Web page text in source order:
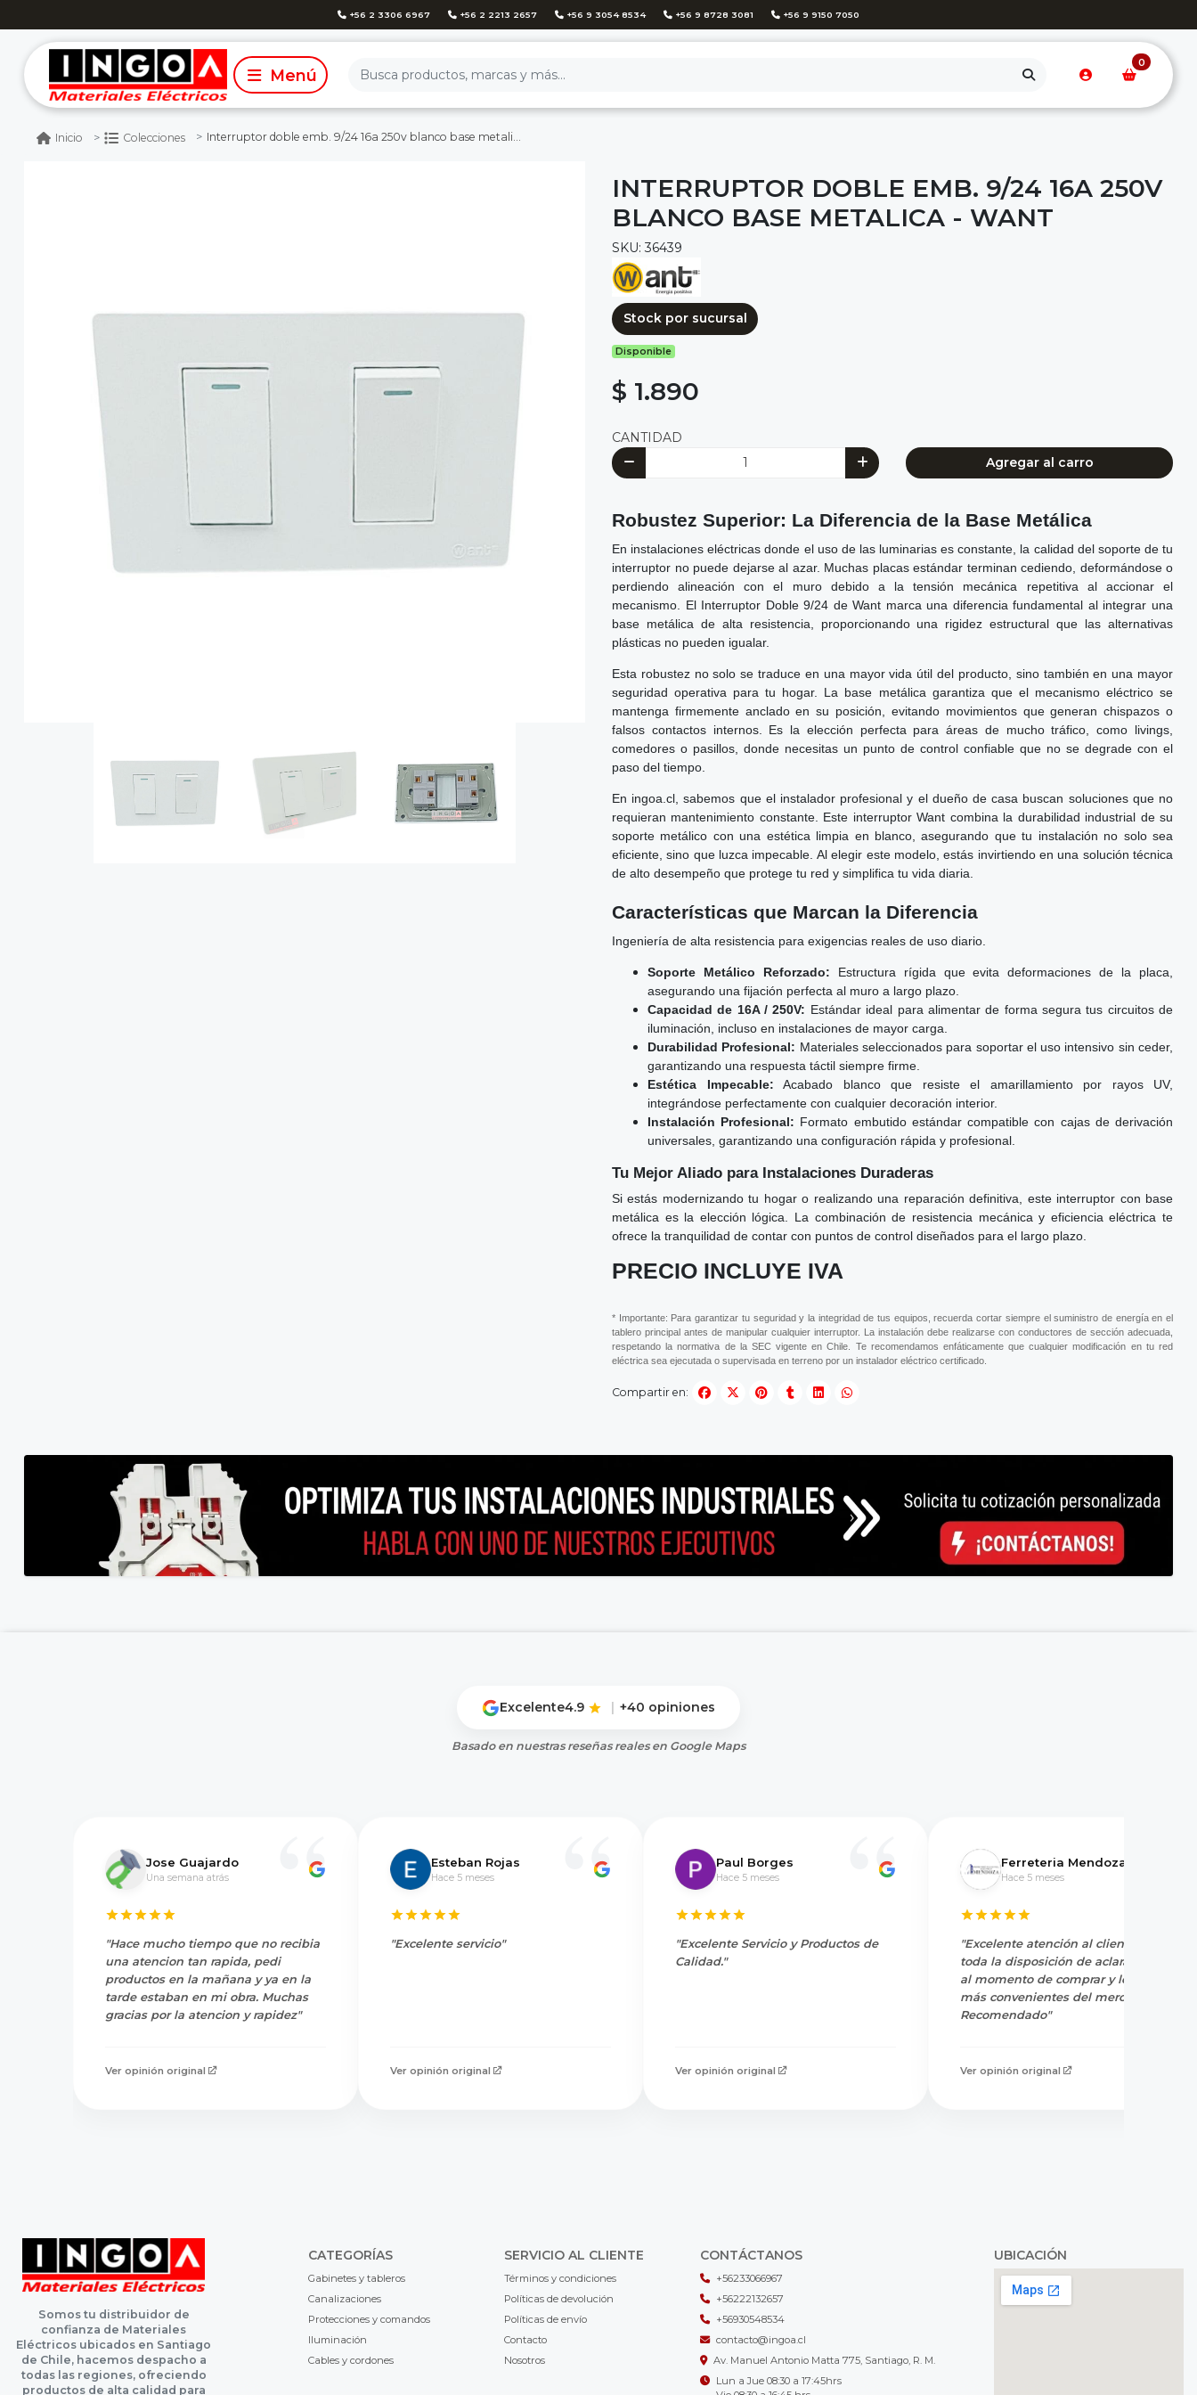
+56 2 3306 6967 +56 2 2213 2657 +56 9 3054 8534 +56 9 8728 3081 +56 9 9150 7050
0
Inicio Colecciones Interruptor doble emb. 9/24 16a 250v blanco base metalica - want
INTERRUPTOR DOBLE EMB. 9/24 16A 250V
BLANCO BASE METALICA - WANT
SKU: 36439
Stock por sucursal
Disponible
$ 1.890
CANTIDAD
Agregar al carro
Robustez Superior: La Diferencia de la Base Metálica
En instalaciones eléctricas donde el uso de las luminarias es constante, la calidad del soporte de tu
interruptor no puede dejarse al azar. Muchas placas estándar terminan cediendo, deformándose o
perdiendo alineación con el muro debido a la tensión mecánica repetitiva al accionar el
mecanismo. El Interruptor Doble 9/24 de Want marca una diferencia fundamental al integrar una
base metálica de alta resistencia, proporcionando una rigidez estructural que las alternativas
plásticas no pueden igualar.
Esta robustez no solo se traduce en una mayor vida útil del producto, sino también en una mayor
seguridad operativa para tu hogar. La base metálica garantiza que el mecanismo eléctrico se
mantenga firmemente anclado en su posición, evitando movimientos que generan chispazos o
falsos contactos internos. Es la elección perfecta para áreas de mucho tráfico, como livings,
comedores o pasillos, donde necesitas un punto de control confiable que no se degrade con el
paso del tiempo.
En ingoa.cl, sabemos que el instalador profesional y el dueño de casa buscan soluciones que no
requieran mantenimiento constante. Este interruptor Want combina la durabilidad industrial de su
soporte metálico con una estética limpia en blanco, asegurando que tu instalación no solo sea
eficiente, sino que luzca impecable. Al elegir este modelo, estás invirtiendo en una solución técnica
de alto desempeño que protege tu red y simplifica tu vida diaria.
Características que Marcan la Diferencia
Ingeniería de alta resistencia para exigencias reales de uso diario.
Soporte Metálico Reforzado: Estructura rígida que evita deformaciones de la placa,
asegurando una fijación perfecta al muro a largo plazo.
Capacidad de 16A / 250V: Estándar ideal para alimentar de forma segura tus circuitos de
iluminación, incluso en instalaciones de mayor carga.
Durabilidad Profesional: Materiales seleccionados para soportar el uso intensivo sin ceder,
garantizando una respuesta táctil siempre firme.
Estética Impecable: Acabado blanco que resiste el amarillamiento por rayos UV,
integrándose perfectamente con cualquier decoración interior.
Instalación Profesional: Formato embutido estándar compatible con cajas de derivación
universales, garantizando una configuración rápida y profesional.
Tu Mejor Aliado para Instalaciones Duraderas
Si estás modernizando tu hogar o realizando una reparación definitiva, este interruptor con base
metálica es la elección lógica. La combinación de resistencia mecánica y eficiencia eléctrica te
ofrece la tranquilidad de contar con puntos de control diseñados para el largo plazo.
PRECIO INCLUYE IVA
* Importante: Para garantizar tu seguridad y la integridad de tus equipos, recuerda cortar siempre el suministro de energía en el
tablero principal antes de manipular cualquier interruptor. La instalación debe realizarse con conductores de sección adecuada,
respetando la normativa de la SEC vigente en Chile. Te recomendamos enfáticamente que cualquier modificación en tu red
eléctrica sea ejecutada o supervisada en terreno por un instalador eléctrico certificado.
Compartir en:
Excelente4.9 | +40 opiniones
Basado en nuestras reseñas reales en Google Maps
Jose Guajardo
Una semana atrás
"Hace mucho tiempo que no recibia
una atencion tan rapida, pedi
productos en la mañana y ya en la
tarde estaban en mi obra. Muchas
gracias por la atencion y rapidez"
Ver opinión original
Esteban Rojas
Hace 5 meses
"Excelente servicio"
Ver opinión original
Paul Borges
Hace 5 meses
"Excelente Servicio y Productos de
Calidad."
Ver opinión original
Ferreteria Mendoza
Hace 5 meses
"Excelente atención al cliente, tienen
toda la disposición de aclarar dudas
al momento de comprar y los precios
más convenientes del mercado.
Recomendado"
Ver opinión original
Somos tu distribuidor de
confianza de Materiales
Eléctricos ubicados en Santiago
de Chile, hacemos despacho a
todas las regiones, ofreciendo
productos de alta calidad para
CATEGORÍAS
Gabinetes y tableros
Canalizaciones
Protecciones y comandos
Iluminación
Cables y cordones
SERVICIO AL CLIENTE
Términos y condiciones
Políticas de devolución
Políticas de envío
Contacto
Nosotros
CONTÁCTANOS
+56233066967
+56222132657
+56930548534
contacto@ingoa.cl
Av. Manuel Antonio Matta 775, Santiago, R. M.
Lun a Jue 08:30 a 17:45hrs
UBICACIÓN